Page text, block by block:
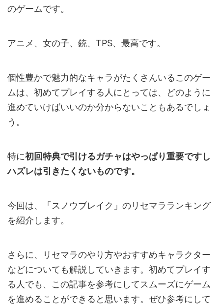
のゲームです。
アニメ、女の子、銃、TPS、最高です。
個性豊かで魅力的なキャラがたくさんいるこのゲー
ムは、初めてプレイする人にとっては、どのように
進めていけばいいのか分からないこともあるでしょ
う。
特に初回特典で引けるガチャはやっぱり重要ですし
ハズレは引きたくないものです。
今回は、「スノウブレイク」のリセマラランキング
を紹介します。
さらに、リセマラのやり方やおすすめキャラクター
などについても解説していきます。初めてプレイす
る人でも、この記事を参考にしてスムーズにゲーム
を進めることができると思います。ぜひ参考にして